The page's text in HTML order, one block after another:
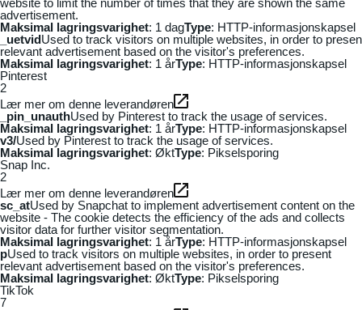
advertisement.
Maksimal lagringsvarighet: 1 dagType: HTTP-informasjonskapsel
_uetvidUsed to track visitors on multiple websites, in order to
relevant advertisement based on the visitor's preferences.
Maksimal lagringsvarighet: 1 årType: HTTP-informasjonskapsel
Pinterest
2
Lær mer om denne leverandøren
_pin_unauthUsed by Pinterest to track the usage of services.
Maksimal lagringsvarighet: 1 årType: HTTP-informasjonskapsel
v3/Used by Pinterest to track the usage of services.
Maksimal lagringsvarighet: ØktType: Pikselsporing
Snap Inc.
2
Lær mer om denne leverandøren
sc_atUsed by Snapchat to implement advertisement content on the
website - The cookie detects the efficiency of the ads and collects
visitor data for further visitor segmentation.
Maksimal lagringsvarighet: 1 årType: HTTP-informasjonskapsel
pUsed to track visitors on multiple websites, in order to present
relevant advertisement based on the visitor's preferences.
Maksimal lagringsvarighet: ØktType: Pikselsporing
TikTok
7